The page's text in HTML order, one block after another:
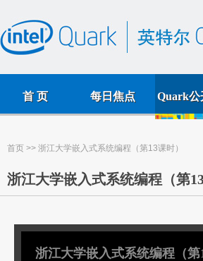
首 页 每日焦点 Quark公
首页 >> 浙江大学嵌入式系统编程（第13课时）
浙江大学嵌入式系统编程（第13
浙江大学嵌入式系统编程（第